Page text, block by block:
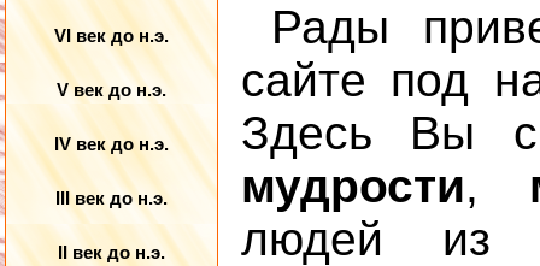
VI век до н.э.
V век до н.э.
IV век до н.э.
III век до н.э.
II век до н.э.
Рады
сайте под
Здесь Вы
мудрости,
людей из